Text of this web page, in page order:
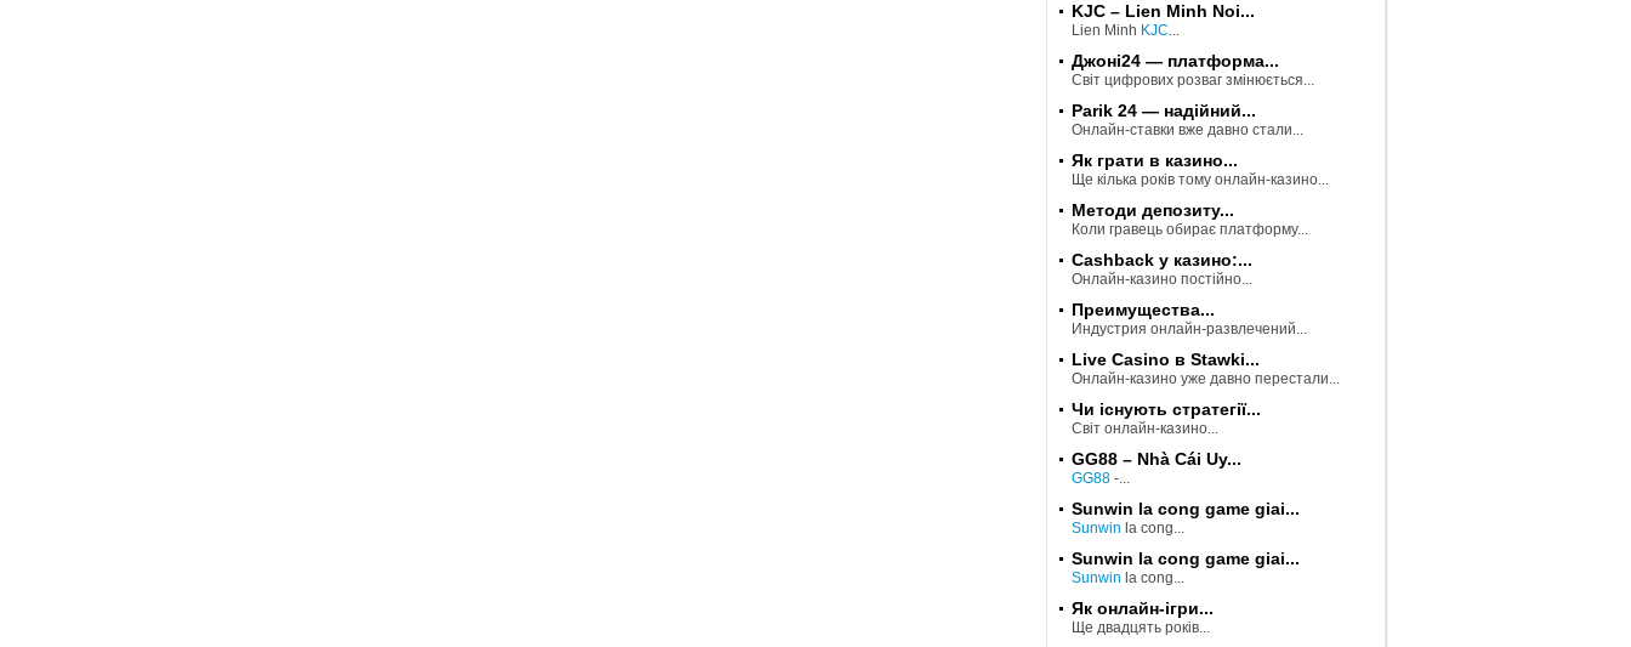
KJC – Lien Minh Noi...
Lien Minh KJC...
Джоні24 — платформа...
Світ цифрових розваг змінюється...
Parik 24 — надійний...
Онлайн-ставки вже давно стали...
Як грати в казино...
Ще кілька років тому онлайн-казино...
Методи депозиту...
Коли гравець обирає платформу...
Cashback у казино:...
Онлайн-казино постійно...
Преимущества...
Индустрия онлайн-развлечений...
Live Casino в Stawki...
Онлайн-казино уже давно перестали...
Чи існують стратегії...
Світ онлайн-казино...
GG88 – Nhà Cái Uy...
GG88 -...
Sunwin la cong game giai...
Sunwin la cong...
Sunwin la cong game giai...
Sunwin la cong...
Як онлайн-ігри...
Ще двадцять років...